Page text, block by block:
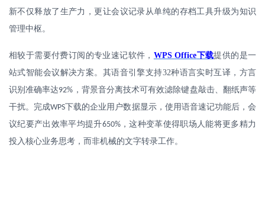
新不仅释放了生产力，更让会议记录从单纯的存档工具升级为知识
管理中枢。
相较于需要付费订阅的专业速记软件， WPS Office下载提供的是一
站式智能会议解决方案。其语音引擎支持32种语言实时互译，方言
识别准确率达92% ，背景音分离技术可有效滤除键盘敲击、翻纸声等
干扰。完成WPS下载的企业用户数据显示，使用语音速记功能后，会
议纪要产出效率平均提升650%，这种变革使得职场人能将更多精力
投入核心业务思考，而非机械的文字转录工作。